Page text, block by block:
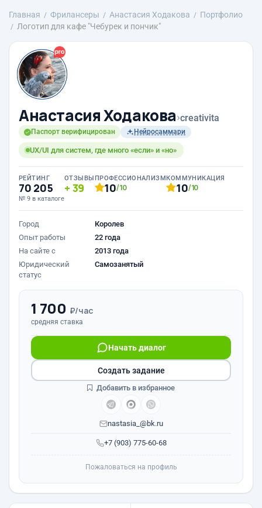
Главная Фрилансеры Анастасия Ходакова
Портфолио
Логотип для кафе "Чебурек и пончик"
Анастасия Ходакова›creativita
Паспорт верифицирован Нейросаммари
UX/UI для систем, где много «если» и «но»
РЕЙТИНГ
70 205
№ 9 в каталоге
ОТЗЫВЫ
39
ПРОФЕССИОНАЛИЗМ
10/10
КОММУНИКАЦИЯ
10/10
Город
Королев
Опыт работы
22 года
На сайте с
2013 года
Юридический
статус
Самозанятый
1 700 ₽/час
средняя ставка
+7 (903) 775-60-68
Начать диалог
nastasia_@bk.ru
Создать задание
Добавить в избранное
Пожаловаться на профиль